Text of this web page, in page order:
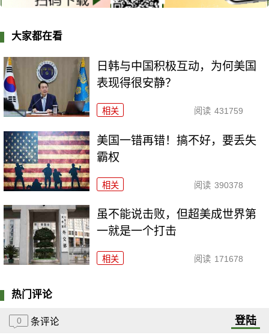
大家都在看
日韩与中国积极互动，为何美国
表现得很安静？
相关 阅读 431759
美国一错再错！搞不好，要丢失
霸权
相关 阅读 390378
虽不能说击败，但超美成世界第
一就是一个打击
相关 阅读 171678
热门评论
0 条评论 登陆